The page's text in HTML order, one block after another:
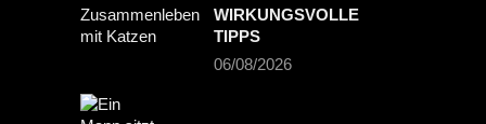
WIRKUNGSVOLLE
TIPPS
06/08/2026